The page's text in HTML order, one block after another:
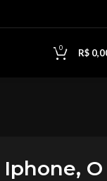
0 R$
O